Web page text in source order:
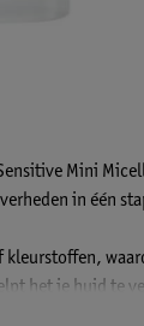
Mini
in één
het je huid te
achter te laten.